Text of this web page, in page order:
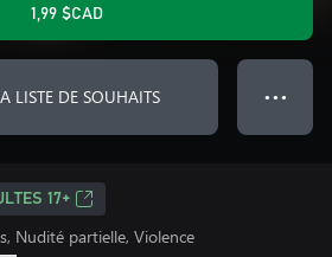
1,99 $CAD
LISTE DE SOUHAITS ● ● ●
17+
Nudité partielle, Violence